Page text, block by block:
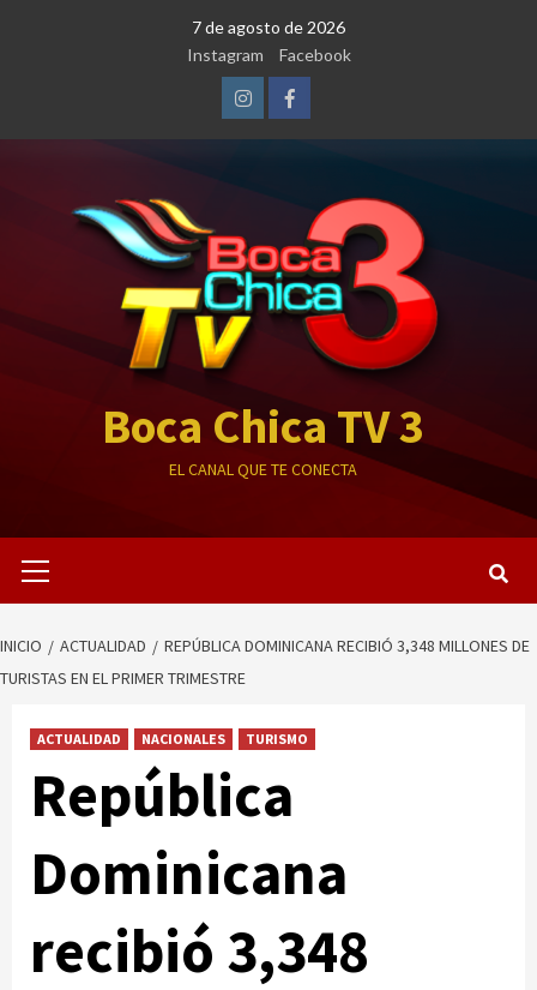
7 de agosto de 2026
Instagram
Facebook
InstagramFacebook
Boca Chica TV 3
EL CANAL QUE TE CONECTA
primario
INICIO ACTUALIDAD
REPÚBLICA DOMINICANA RECIBIÓ 3,348 MILLONES DE
TURISTAS EN EL PRIMER TRIMESTRE
ACTUALIDAD NACIONALES TURISMO
República
Dominicana
recibió 3,348